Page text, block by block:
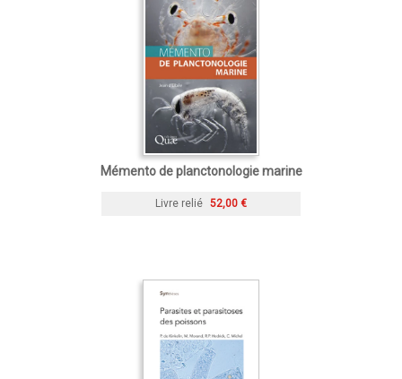
Mémento de planctonologie marine
Livre relié 52,00 €